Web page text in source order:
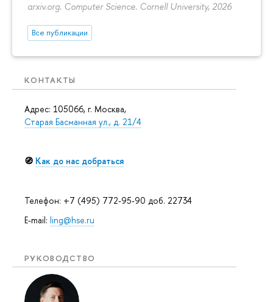
arxiv.org. Computer Science. Cornell University, 2026
Все публикации
КОНТАКТЫ
Адрес: 105066, г. Москва,
Старая Басманная ул., д. 21/4
🧭 Как до нас добраться
Телефон: +7 (495) 772-95-90 доб. 22734
E-mail: ling@hse.ru
РУКОВОДСТВО